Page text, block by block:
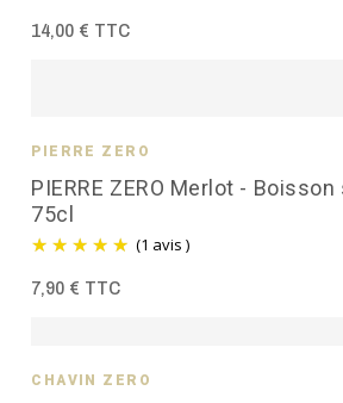
14,00 € TTC
PIERRE ZERO Merlot -
75cl
(1 avis )
PIERRE ZÉRO
7,90 € TTC
CHAVIN ZÉRO